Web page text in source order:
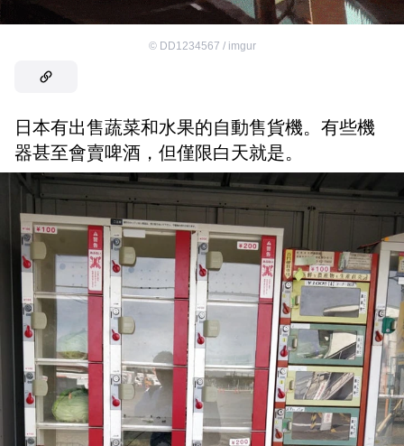
© DD1234567 / imgur
日本有出售蔬菜和水果的自動售貨機。有些機
器甚至會賣啤酒，但僅限白天就是。